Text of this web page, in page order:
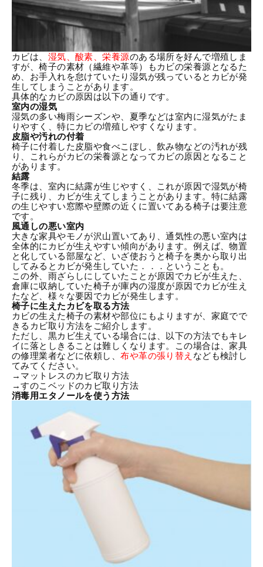
カビは、 湿気、酸素、栄養源のある場所を好んで増殖しま
すが、椅子の素材（繊維や革等）もカビの栄養源となるた
め、お手入れを怠けていたり湿気が残っているとカビが発
生してしまうことがあります。
具体的な カビの原因は以下の通りです。
室内の湿気
湿気の多い梅雨シーズンや、夏季などは室内に湿気がたま
りやすく、特にカビの増殖しやすくなります。
皮脂や汚れの付着
椅子に付着した皮脂や食べこぼし、飲み物などの汚れが残
り、これらがカビの栄養源となってカビの原因となること
があります。
結露
冬季は、室内に結露が生じやすく、これが原因で湿気が椅
子に残り、カビが生えてしまうことがあります。特に結露
の生じやすい窓際や壁際の近くに置いてある椅子は要注意
です。
風通しの悪い室内
大きな家具やモノが沢山置いてあり、通気性の悪い室内は
全体的にカビが生えやすい傾向があります。例えば、物置
と化している部屋など、いざ使おうと椅子を奥から取り出
してみるとカビが発生していた．．．ということも。
この外、雨ざらしにしていたことが原因でカビが生えた、
倉庫に収納していた椅子が庫内の湿度が原因でカビが生え
たなど、様々な要因でカビが発生します。
椅子に生えたカビを取る方法
カビの生えた椅子の素材や部位にもよりますが、家庭でで
きるカビ取り方法をご紹介します。
ただし、黒カビ生えている場合には、以下の方法でもキレ
イに落としきることは難しくなります。この場合は、家具
の修理業者などに依頼し、布や革の張り替え なども検討し
てみてください。
→マットレスのカビ取り方法
→すのこベッドのカビ取り方法
消毒用エタノールを使う方法